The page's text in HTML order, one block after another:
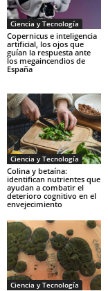
Ciencia y Tecnología
Copernicus e inteligencia
artificial, los ojos que
guían la respuesta ante
los megaincendios de
España
Ciencia y Tecnología
Colina y betaína:
identifican nutrientes que
ayudan a combatir el
deterioro cognitivo en el
envejecimiento
Ciencia y Tecnología